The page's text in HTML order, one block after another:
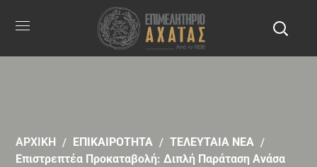
ΑΡΧΙΚΗ ΕΠΙΚΑΙΡΟΤΗΤΑ
ΤΕΛΕΥΤΑΙΑ ΝΕΑ
Επιστρεπτέα Προκαταβολή: Διπλή Παράταση Ανάσα